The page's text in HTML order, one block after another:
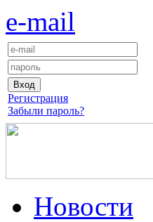
e-mail
Регистрация
Забыли пароль?
Новости